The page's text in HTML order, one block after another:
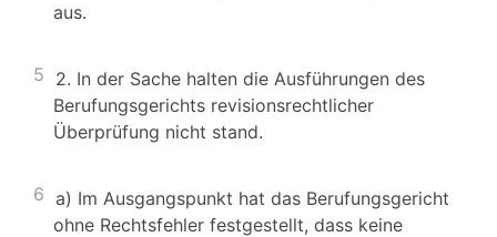
aus.
5 2. In der Sache halten die Ausführungen des
Berufungsgerichts revisionsrechtlicher
Überprüfung nicht stand.
6 a) Im Ausgangspunkt hat das Berufungsgericht
ohne Rechtsfehler festgestellt, dass keine